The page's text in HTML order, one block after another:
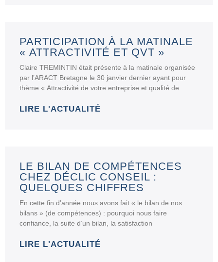
PARTICIPATION À LA MATINALE
« ATTRACTIVITÉ ET QVT »
Claire TREMINTIN était présente à la matinale organisée
par l’ARACT Bretagne le 30 janvier dernier ayant pour
thème « Attractivité de votre entreprise et qualité de
LIRE L'ACTUALITÉ
LE BILAN DE COMPÉTENCES
CHEZ DÉCLIC CONSEIL :
QUELQUES CHIFFRES
En cette fin d’année nous avons fait « le bilan de nos
bilans » (de compétences) : pourquoi nous faire
confiance, la suite d’un bilan, la satisfaction
LIRE L'ACTUALITÉ